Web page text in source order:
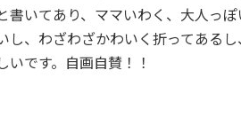
書いてあり、ママいわく、大人っ
し、わざわざかわいく折ってある
いです。自画自賛！！